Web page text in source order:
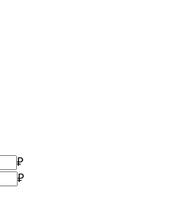
₽
₽